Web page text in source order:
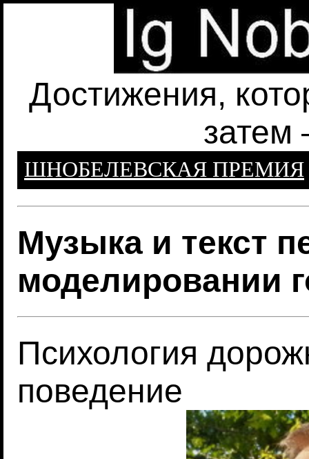
Достижения,
затем
ШНОБЕЛЕВСКАЯ ПРЕМИЯ
Музыка и текст
моделировании
Психология
поведение